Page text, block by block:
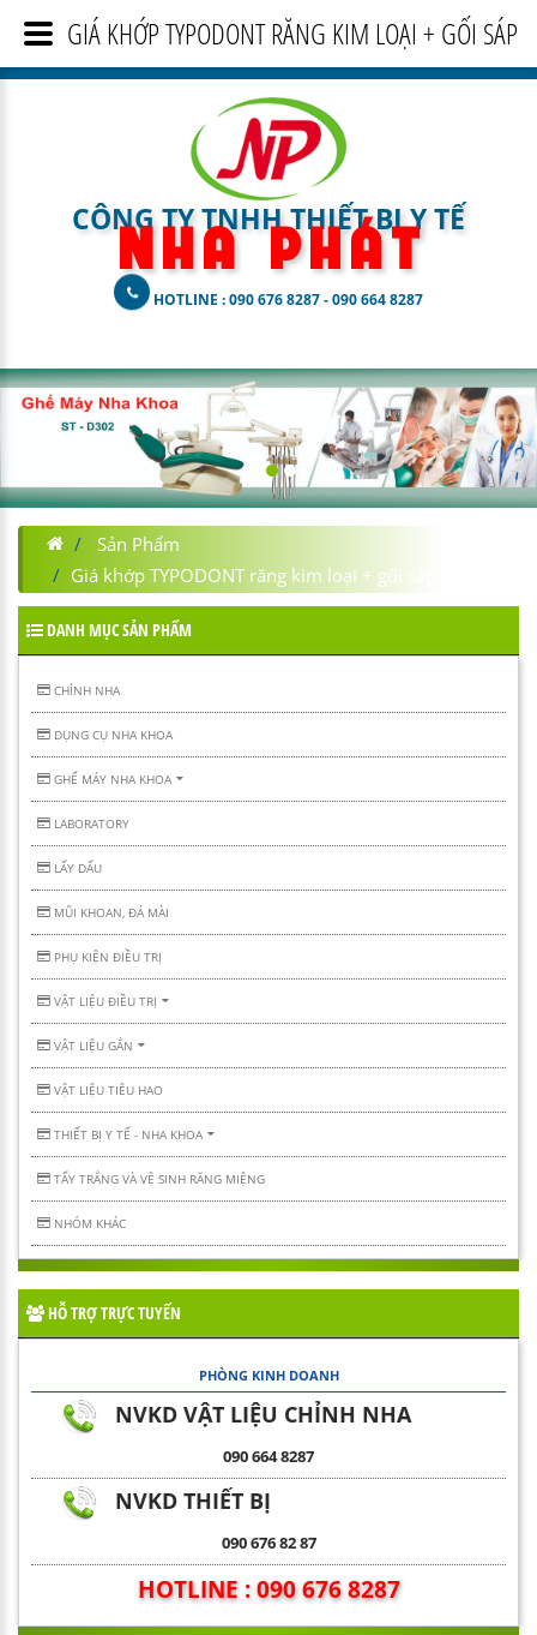
CÔNG TY TNHH THIẾT BỊ Y TẾ
N H A P H Á T
HOTLINE : 090 676 8287 - 090 664 8287
Sản Phẩm
Giá khớp TYPODONT răng kim loại + gối sáp
DANH MỤC SẢN PHẨM
CHỈNH NHA
DỤNG CỤ NHA KHOA
GHẾ MÁY NHA KHOA
LABORATORY
LẤY DẤU
MŨI KHOAN, ĐÁ MÀI
PHỤ KIỆN ĐIỀU TRỊ
VẬT LIỆU ĐIỀU TRỊ
VẬT LIỆU GẮN
VẬT LIỆU TIÊU HAO
THIẾT BỊ Y TẾ - NHA KHOA
TẨY TRẮNG VÀ VỆ SINH RĂNG MIỆNG
NHÓM KHÁC
HỖ TRỢ TRỰC TUYẾN
PHÒNG KINH DOANH
NVKD VẬT LIỆU CHỈNH NHA
090 664 8287
NVKD THIẾT BỊ
090 676 82 87
HOTLINE : 090 676 8287
GIÁ KHỚP TYPODONT RĂNG KIM LOẠI + GỐI SÁP